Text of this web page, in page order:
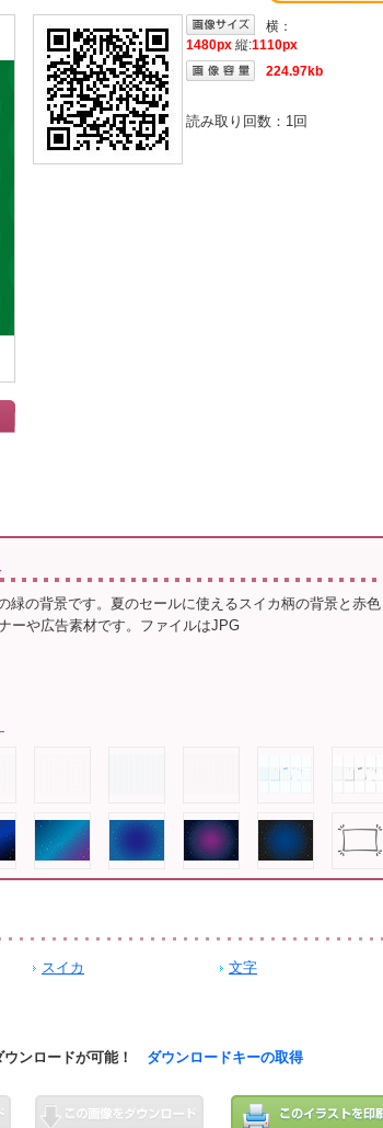
横：
1480px 縦:1110px
224.97kb
読み取り回数： 1回
緑の背景です。夏のセールに使えるスイカ柄の背景と赤色
ーや広告素材です。ファイルはJPG
スイカ
文字
ンロードが可能！ ダウンロードキーの取得